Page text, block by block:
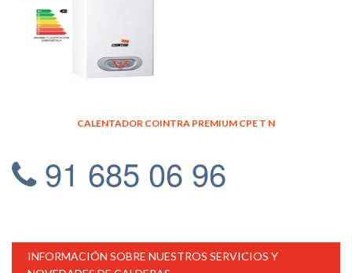
CALENTADOR COINTRA PREMIUM CPE T N
91 685 06 96
INFORMACIÓN SOBRE NUESTROS SERVICIOS Y